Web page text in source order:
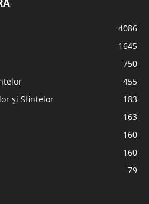
4086
1645
750
455
și Sfintelor
183
163
160
160
79